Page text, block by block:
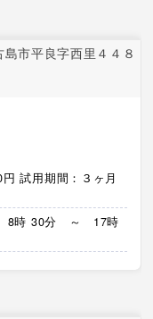
島市平良字西里４４８
試用期間：３ヶ月
8時 30分 ～ 17時